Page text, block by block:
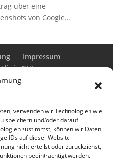
verwenden wir Technologien wie
speichern und/oder darauf
zustimmst, können wir Daten
IDs auf dieser Website
nicht erteilst oder zurückziehst,
beeinträchtigt werden.
über eine
von Google...
Impressum
(EU)
| Powered by